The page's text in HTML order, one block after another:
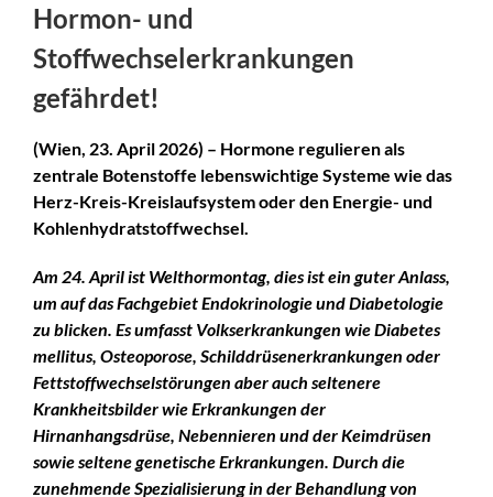
Hormon- und
Stoffwechselerkrankungen
gefährdet!
(Wien, 23. April 2026) – Hormone regulieren als
zentrale Botenstoffe lebenswichtige Systeme wie das
Herz-Kreis-Kreislaufsystem oder den Energie- und
Kohlenhydratstoffwechsel.
Am 24. April ist Welthormontag, dies ist ein guter Anlass,
um auf das Fachgebiet Endokrinologie und Diabetologie
zu blicken. Es umfasst Volkserkrankungen wie Diabetes
mellitus, Osteoporose, Schilddrüsenerkrankungen oder
Fettstoffwechselstörungen aber auch seltenere
Krankheitsbilder wie Erkrankungen der
Hirnanhangsdrüse, Nebennieren und der Keimdrüsen
sowie seltene genetische Erkrankungen. Durch die
zunehmende Spezialisierung in der Behandlung von